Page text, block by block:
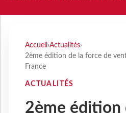
Accueil ›Actualités›
2ème édition de la force de
France
ACTUALITÉS
2ème édition